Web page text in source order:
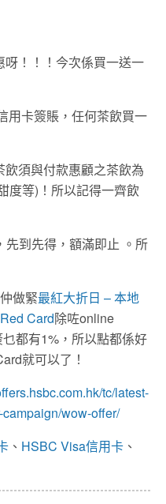
！！！今次係買一送一
用卡簽賬，任何茶飲買一
須與付款惠顧之茶飲為
度等)！所以記得一齊飲
到先得，額滿即止 。所
做緊最紅大折日 – 本地
Card除咗online
都有1%，所以點都係好
就可以了！
tc/latest-
wow-offer/
、 HSBC Visa信用卡 、